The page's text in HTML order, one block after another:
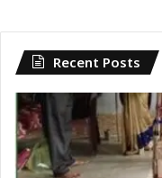
Recent Posts